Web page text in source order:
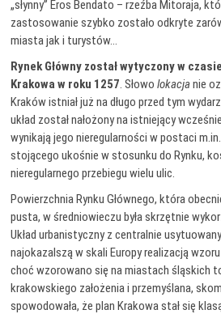
„słynny” Eros Bendato – rzeźba Mitoraja,
zastosowanie szybko zostało odkryte
miasta jak i turystów…
Rynek Główny został wytyczony w
Krakowa w roku 1257. Słowolokacja nie
Kraków istniał już na długo przed tym
układ został nałożony na istniejący
wynikają jego nieregularności w postaci
stojącego ukośnie w stosunku do Rynku,
nieregularnego przebiegu wielu ulic.
Powierzchnia Rynku Głównego, która
pusta, w średniowieczu była skrzętnie
Układ urbanistyczny z centralnie
najokazalszą w skali Europy realizacją
choć wzorowano się na miastach śląskich
krakowskiego założenia i przemyślana,
spowodowała, że plan Krakowa stał się